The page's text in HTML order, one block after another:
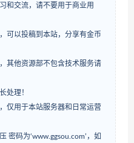
和交流，请不要用于商业用
可以投稿到本站，分享有金币
其他资源部不包含技术服务请
处理！
仅用于本站服务器和日常运营
密码为‘www.ggsou.com’，如